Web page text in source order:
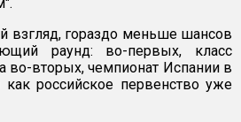
взгляд, гораздо меньше шансов
раунд: во-первых, класс
во-вторых, чемпионат Испании в
как российское первенство уже